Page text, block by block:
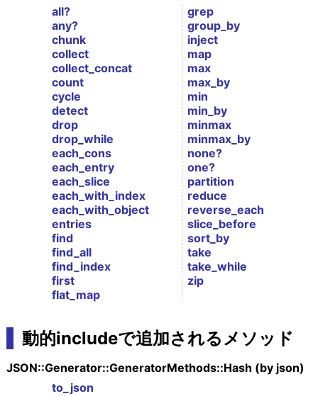
all?
any?
chunk
collect
collect_concat
count
cycle
detect
drop
drop_while
each_cons
each_entry
each_slice
each_with_index
each_with_object
entries
find
find_all
find_index
first
flat_map
grep
group_by
inject
map
max
max_by
min
min_by
minmax
minmax_by
none?
one?
partition
reduce
reverse_each
slice_before
sort_by
take
take_while
zip
動的includeで追加されるメソッド
JSON::Generator::GeneratorMethods::Hash (by json)
to_json